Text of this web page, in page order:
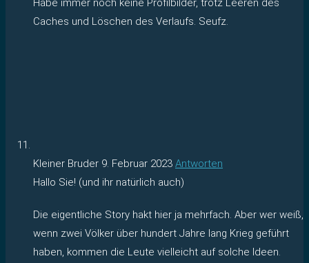
Habe immer noch keine Profilbilder, trotz Leeren des
Caches und Löschen des Verlaufs. Seufz.
Kleiner Bruder 9. Februar 2023 Antworten
Hallo Sie! (und ihr natürlich auch)
Die eigentliche Story hakt hier ja mehrfach. Aber wer weiß,
wenn zwei Völker über hundert Jahre lang Krieg geführt
haben, kommen die Leute vielleicht auf solche Ideen.